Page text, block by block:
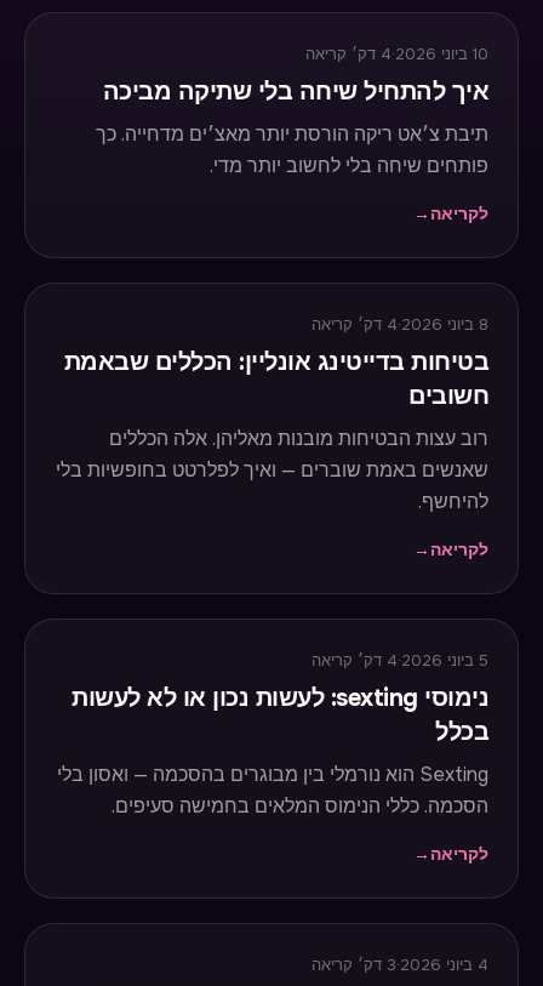
10 ביוני 2026 ·
4 דק׳ קריאה
איך להתחיל שיחה בלי שתיקה מביכה
תיבת צ׳אט ריקה הורסת יותר מאצ׳ים מדחייה. כך
פותחים שיחה בלי לחשוב יותר מדי.
לקריאה →
8 ביוני 2026 ·
4 דק׳ קריאה
בטיחות בדייטינג אונליין: הכללים שבאמת
חשובים
רוב עצות הבטיחות מובנות מאליהן. אלה הכללים
שאנשים באמת שוברים — ואיך לפלרטט בחופשיות בלי
להיחשף.
לקריאה →
5 ביוני 2026 ·
4 דק׳ קריאה
נימוסי sexting: לעשות נכון או לא לעשות
בכלל
Sexting הוא נורמלי בין מבוגרים בהסכמה — ואסון בלי
הסכמה. כללי הנימוס המלאים בחמישה סעיפים.
לקריאה →
4 ביוני 2026 ·
3 דק׳ קריאה